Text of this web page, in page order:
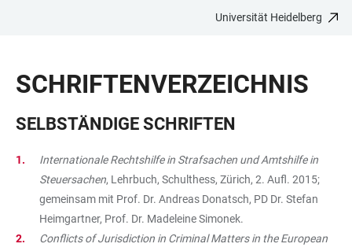
BARRIEREFREIHEIT
Universität Heidelberg
SCHRIFTENVERZEICHNIS
SELBSTÄNDIGE SCHRIFTEN
Internationale Rechtshilfe in Strafsachen und Amtshilfe in
Steuersachen, Lehrbuch, Schulthess, Zürich, 2. Aufl. 2015;
gemeinsam mit Prof. Dr. Andreas Donatsch, PD Dr. Stefan
Heimgartner, Prof. Dr. Madeleine Simonek.
Conflicts of Jurisdiction in Criminal Matters in the European